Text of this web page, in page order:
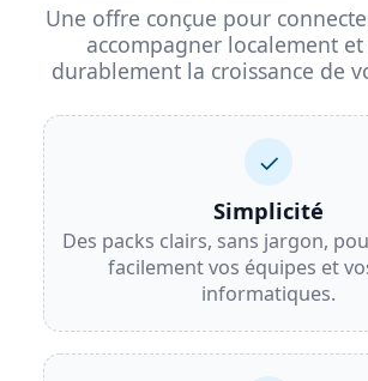
Une offre conçue pour
accompagner localement
durablement la croissance de
✓
Simplicité
Des packs clairs, sans jargon,
facilement vos équipes et
informatiques.